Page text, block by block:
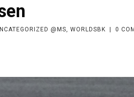
@MS, WORLDSBK 0